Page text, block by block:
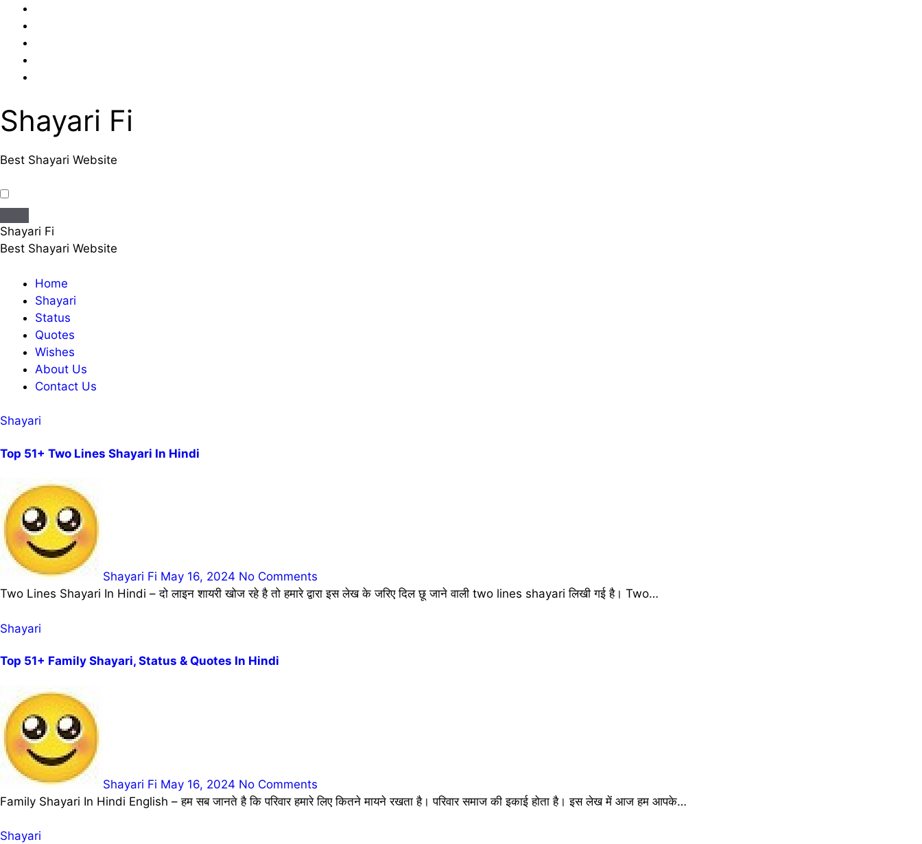
content
Shayari Fi
Best Shayari Website
Shayari Fi
Best Shayari Website
Home
Shayari
Status
Quotes
Wishes
About Us
Contact Us
Shayari
Top 51+ Two Lines Shayari In Hindi
Shayari Fi May 16, 2024 No Comments
Two Lines Shayari In Hindi – दो लाइन शायरी खोज रहे है तो हमारे द्वारा इस लेख के जरिए दिल छू जाने वाली two lines shayari लिखी गई है। Two…
Shayari
Top 51+ Family Shayari, Status & Quotes In Hindi
Shayari Fi May 16, 2024 No Comments
Family Shayari In Hindi English – हम सब जानते है कि परिवार हमारे लिए कितने मायने रखता है। परिवार समाज की इकाई होता है। इस लेख में आज हम आपके…
Shayari